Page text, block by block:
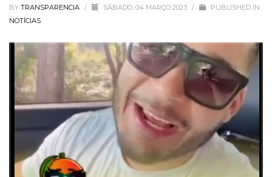
BY TRANSPARENCIA / SÁBADO, 04 MARÇO 2023 /
PUBLISHED IN
NOTÍCIAS